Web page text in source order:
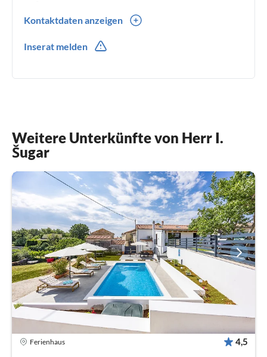
Kontaktdaten anzeigen
Inserat melden
Weitere Unterkünfte von Herr I.
Šugar
Ferienhaus 4,5